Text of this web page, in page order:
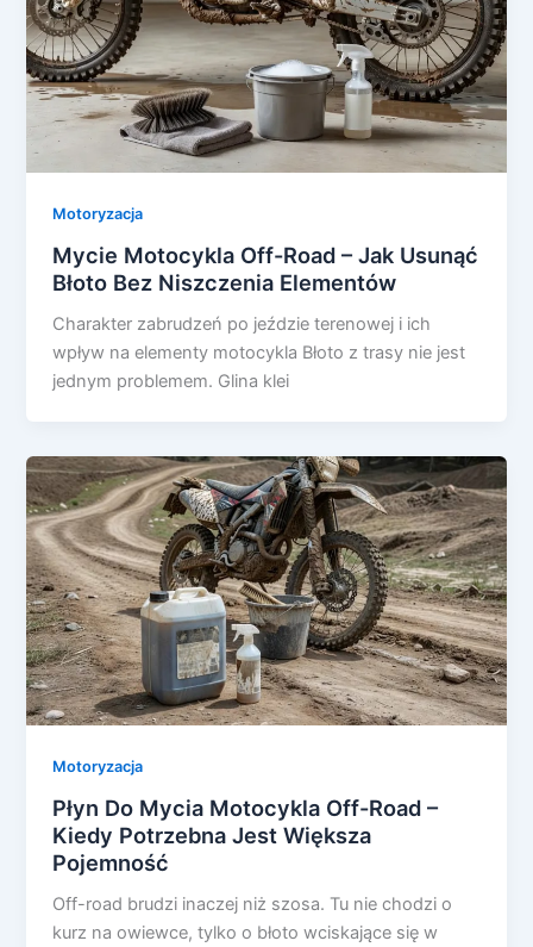
Motoryzacja
Mycie Motocykla Off-Road – Jak Usunąć
Błoto Bez Niszczenia Elementów
Charakter zabrudzeń po jeździe terenowej i ich
wpływ na elementy motocykla Błoto z trasy nie jest
jednym problemem. Glina klei
Motoryzacja
Płyn Do Mycia Motocykla Off-Road –
Kiedy Potrzebna Jest Większa
Pojemność
Off-road brudzi inaczej niż szosa. Tu nie chodzi o
kurz na owiewce, tylko o błoto wciskające się w